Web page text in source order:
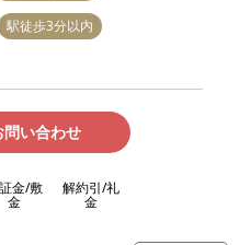
駅徒歩3分以内
い合わせ
金/敷
金
解約引/礼
金